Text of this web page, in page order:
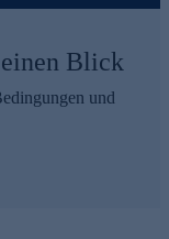
Blick
und